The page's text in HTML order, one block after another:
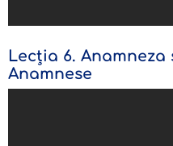
Lecția 6.
Anamnese